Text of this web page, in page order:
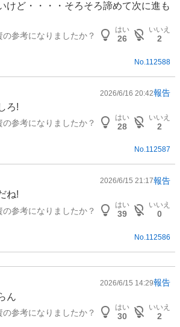
けど・・・・そろそろ諦めて次に進も
の参考になりましたか？
はい
26
いいえ
2
No. 112588
2026/6/16 20:42報告
ろ!
の参考になりましたか？
はい
28
いいえ
2
No.112587
2026/6/15 21:17報告
ね!
の参考になりましたか？
はい
39
いいえ
0
No. 112586
2026/6/15 14:29報告
ん
の参考になりましたか？
はい
30
いいえ
2